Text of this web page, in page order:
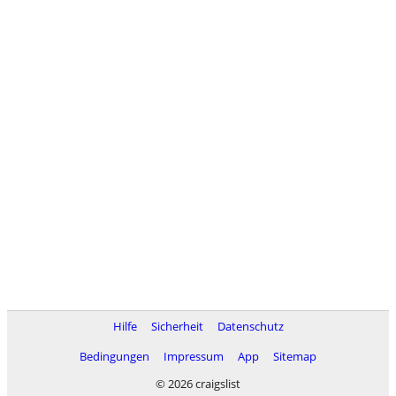
Hilfe Sicherheit
Datenschutz
Bedingungen
Impressum App
Sitemap
© 2026 craigslist